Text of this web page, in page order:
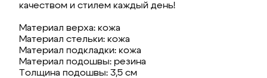
качеством и стилем каждый день!
Материал верха: кожа
Материал стельки: кожа
Материал подкладки: кожа
Материал подошвы: резина
Толщина подошвы: 3,5 см